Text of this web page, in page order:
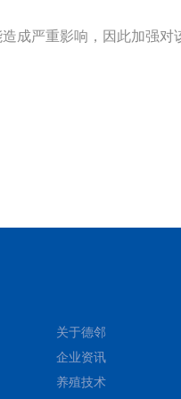
成严重影响，因此加强
关于德邻
企业资讯
养殖技术